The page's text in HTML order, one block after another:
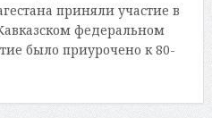
приняли участие в
федеральном
было приурочено к 80-